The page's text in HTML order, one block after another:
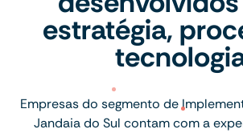
estratégia,
Empresas do segmento de
Jandaia do Sul contam com a